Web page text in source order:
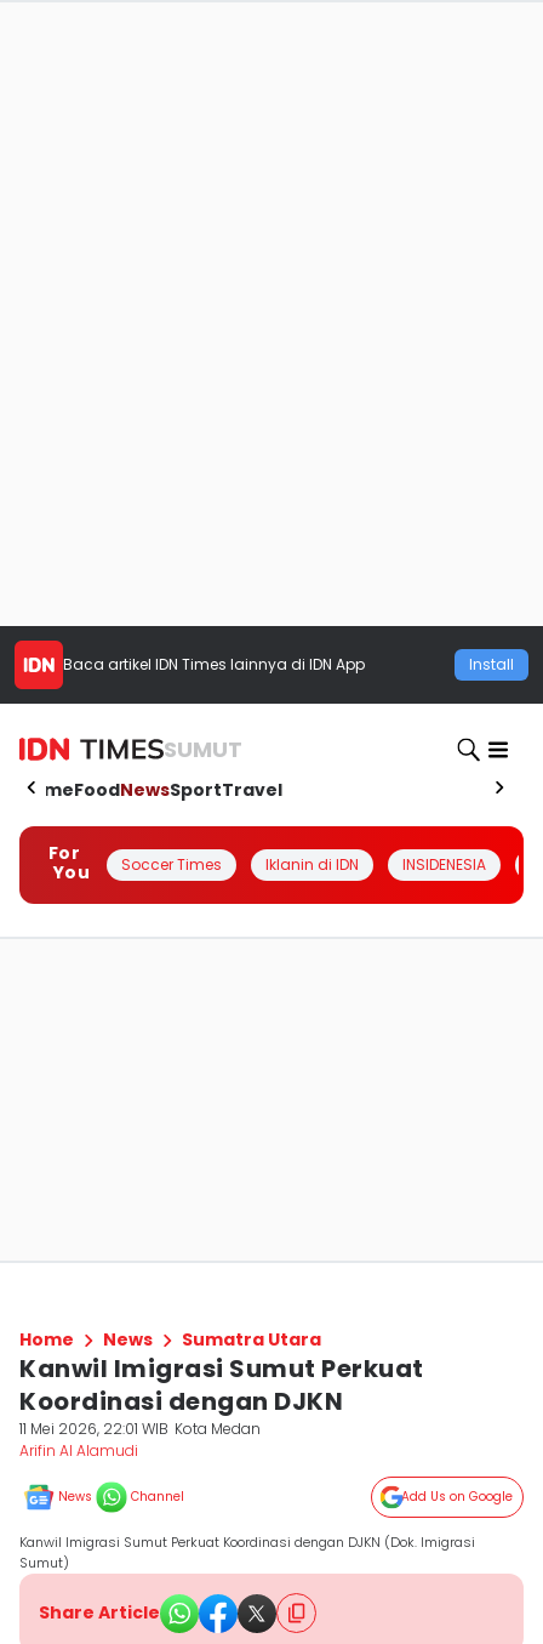
Baca artikel IDN Times lainnya di IDN App Install
SUMUT
HomeFoodNewsSportTravel
For
You
Soccer Times Iklanin di IDN INSIDENESIA
Home News Sumatra Utara
Kanwil Imigrasi Sumut Perkuat
Koordinasi dengan DJKN
11 Mei 2026, 22:01 WIB Kota Medan
Arifin Al Alamudi
News Channel Add Us on Google
Kanwil Imigrasi Sumut Perkuat Koordinasi dengan DJKN (Dok. Imigrasi
Sumut)
Share Article